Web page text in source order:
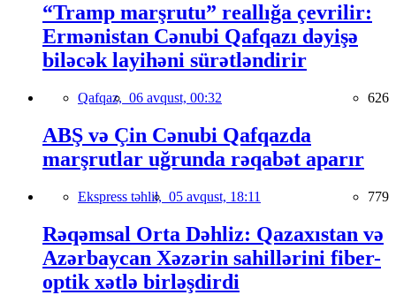
“Tramp marşrutu” reallığa çevrilir:
Ermənistan Cənubi Qafqazı dəyişə
biləcək layihəni sürətləndirir
Qafqaz, 06 avqust, 00:32 626
ABŞ və Çin Cənubi Qafqazda
marşrutlar uğrunda rəqabət aparır
Ekspress təhlil, 05 avqust, 18:11 779
Rəqəmsal Orta Dəhliz: Qazaxıstan və
Azərbaycan Xəzərin sahillərini fiber-
optik xətlə birləşdirdi